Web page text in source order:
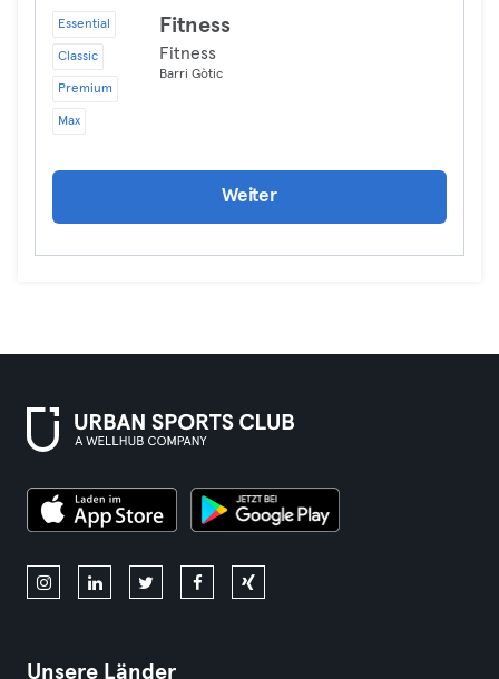
Essential
Classic
Premium
Max
Fitness
Fitness
Barri Gòtic
Weiter
Unsere Länder